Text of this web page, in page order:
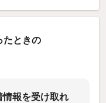
たときの
情報を受け取れ